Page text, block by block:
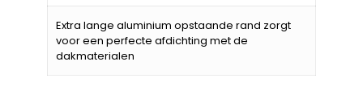
Extra lange aluminium opstaande rand zorgt
voor een perfecte afdichting met de
dakmaterialen